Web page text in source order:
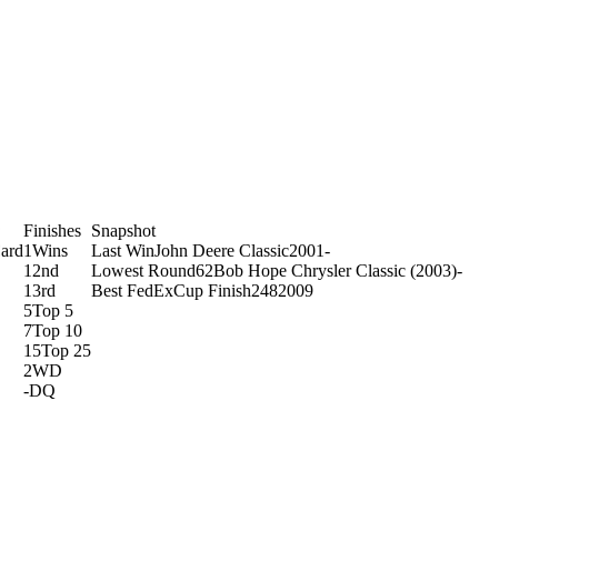
Finishes
1Wins
1 2nd
13rd
5Top 5
7Top 10
15Top 25
2WD
-DQ
Snapshot
Last WinJohn Deere Classic2001-
Lowest Round62Bob Hope Chrysler Classic (2003)-
Best FedExCup Finish2482009